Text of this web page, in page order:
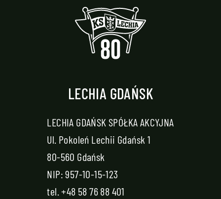
LECHIA GDAŃSK
LECHIA GDAŃSK SPÓŁKA AKCYJNA
Ul. Pokoleń Lechii Gdańsk 1
80-560 Gdańsk
NIP: 957-10-15-123
tel.+48 58 76 88 401